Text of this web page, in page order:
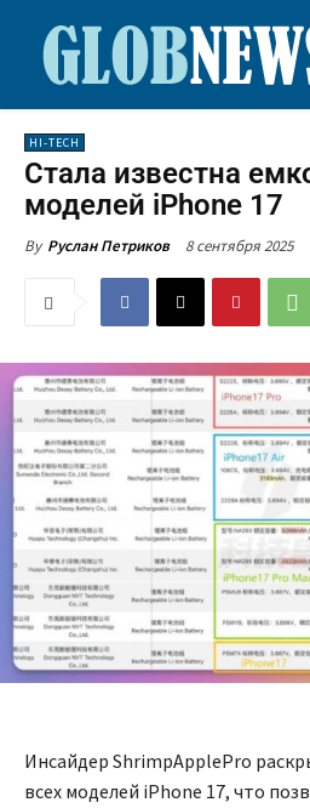
HI-TECH
Стала известна
моделей iPhone 17
By Руслан Петриков 8 сентября 2025
Инсайдер ShrimpApplePro
всех моделей iPhone 17, что